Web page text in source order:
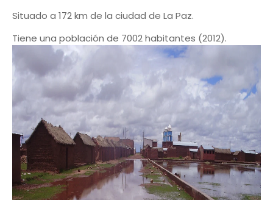
Situado a 172 km de la ciudad de La Paz.
Tiene una población de 7002 habitantes (2012).